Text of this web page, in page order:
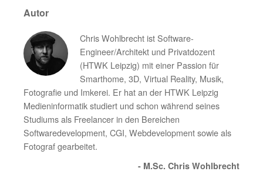
Autor
Chris Wohlbrecht ist Software-
Engineer/Architekt und Privatdozent
(HTWK Leipzig) mit einer Passion für
Smarthome, 3D, Virtual Reality, Musik,
Fotografie und Imkerei. Er hat an der HTWK Leipzig
Medieninformatik studiert und schon während seines
Studiums als Freelancer in den Bereichen
Softwaredevelopment, CGI, Webdevelopment sowie als
Fotograf gearbeitet.
- M.Sc. Chris Wohlbrecht